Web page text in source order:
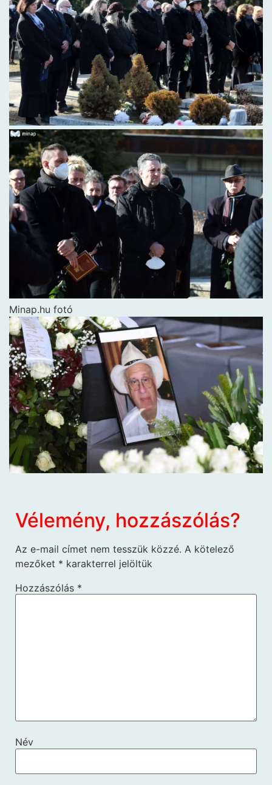
Minap.hu fotó
Vélemény, hozzászólás?
Az e-mail címet nem tesszük közzé. A kötelező
mezőket * karakterrel jelöltük
Hozzászólás *
Név